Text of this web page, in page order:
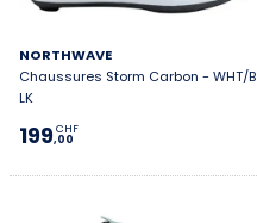
NORTHWAVE
Chaussures Storm Carbon - WHT/B
LK
199,00
CHF